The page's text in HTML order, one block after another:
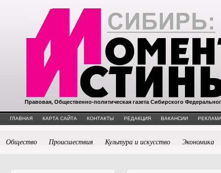
Правовая, Общественно-политическая газета Сибирского
ГЛАВНАЯ КАРТА САЙТА КОНТАКТЫ РЕДАКЦИЯ ВАКАНСИИ
Общество Происшествия Культура и искусство Экономика